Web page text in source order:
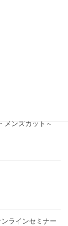
メンズカット～
ラインセミナー